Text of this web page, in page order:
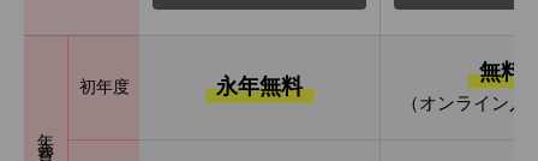
年会費
初年度 永年無料
無料
（オンライン入